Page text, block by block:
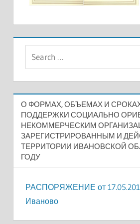
О ФОРМАХ, ОБЪЕМАХ И
ПОДДЕРЖКИ СОЦИАЛЬНО
НЕКОММЕРЧЕСКИМ
ЗАРЕГИСТРИРОВАННЫМ И
ТЕРРИТОРИИ ИВАНОВСКОЙ
ГОДУ
РАСПОРЯЖЕНИЕ от
Иваново